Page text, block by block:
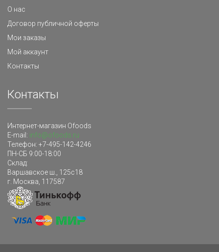
О нас
Договор публичной оферты
Мои заказы
Мой аккаунт
Контакты
Контакты
Интернет-магазин Ofoods
E-mail: info@ofoods.ru
Телефон: +7-495-142-4246
ПН-СБ 9:00-18:00
Склад:
Варшавское ш., 125с18
г. Москва 117587